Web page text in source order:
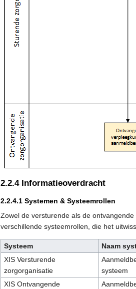
2.2.4Informatieoverdracht
2.2.4.1 Systemen & Systeemrollen
Zowel de versturende als de
verschillende systeemrollen, die het
Systeem
Naam
XIS Versturende
zorgorganisatie
systeem
XIS Ontvangende